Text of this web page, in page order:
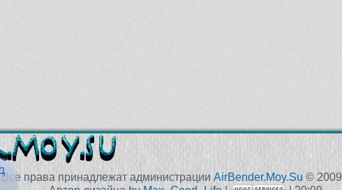
Все права принадлежат администрации AirBender.Moy.Su ©